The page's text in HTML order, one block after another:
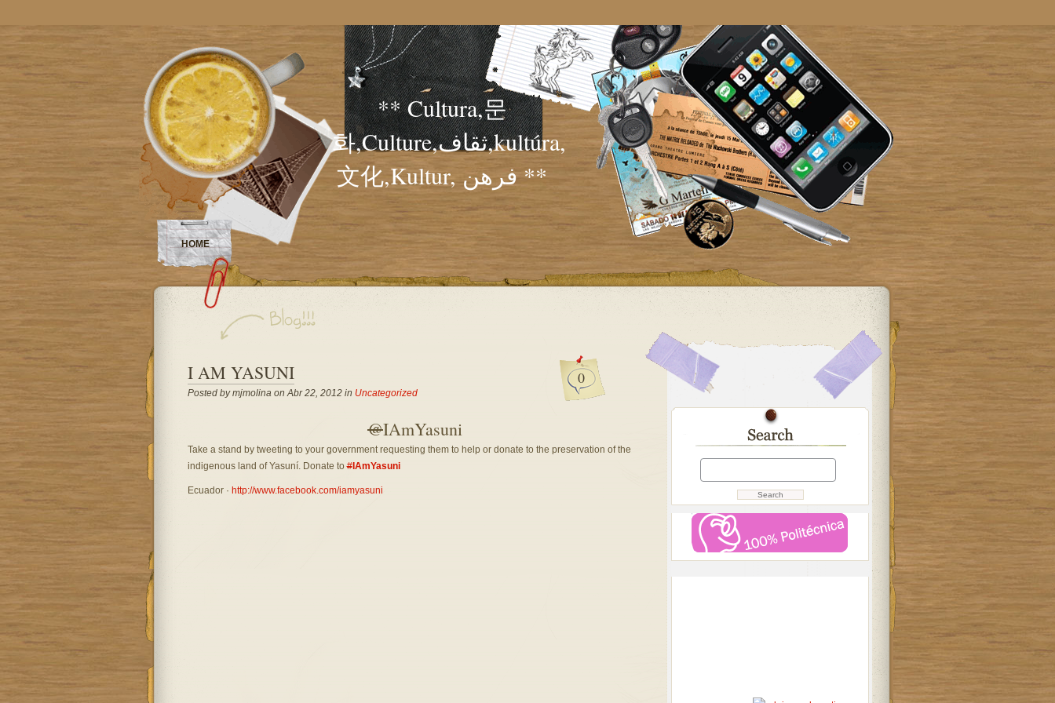
** Cultura,문
화,Culture,ثقاف,kultúra,
文化,Kultur, فرهن **
HOME
0
I AM YASUNI
Posted by mjmolina on Abr 22, 2012 in Uncategorized
@IAmYasuni
Take a stand by tweeting to your government requesting them to help or donate to the preservation of the
indigenous land of Yasuní. Donate to#IAmYasuni
Ecuador · http://www.facebook.com/iamyasuni